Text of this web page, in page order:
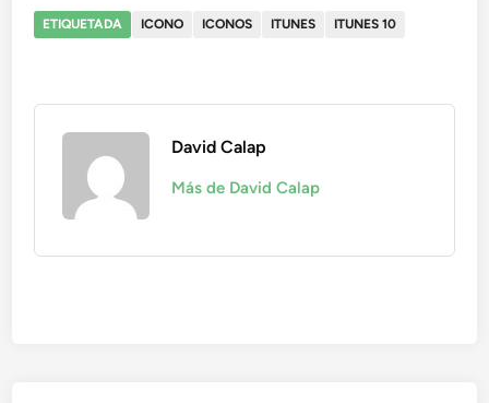
ETIQUETADA ICONO ICONOS ITUNES ITUNES 10
David Calap
Más de David Calap